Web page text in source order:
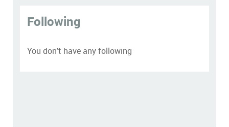
Δημήτριος Κοντορούπης
Φωτογραφιες
Following
You don't have any following